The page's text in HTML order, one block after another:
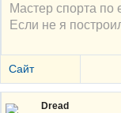
Мастер спорта по
Если не я
Сайт
Dread